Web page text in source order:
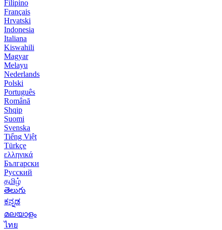
Filipino
Français
Hrvatski
Indonesia
Italiana
Kiswahili
Magyar
Melayu
Nederlands
Polski
Português
Română
Shqip
Suomi
Svenska
Tiếng Việt
Türkçe
ελληνικά
Български
Русский
தமிழ்
తెలుగు
ಕನ್ನಡ
മലയാളം
ไทย